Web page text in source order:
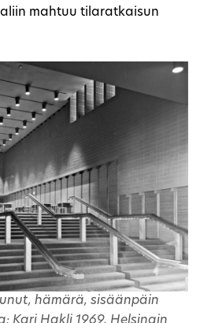
mahtuu tilaratkaisun
hämärä, sisäänpäin